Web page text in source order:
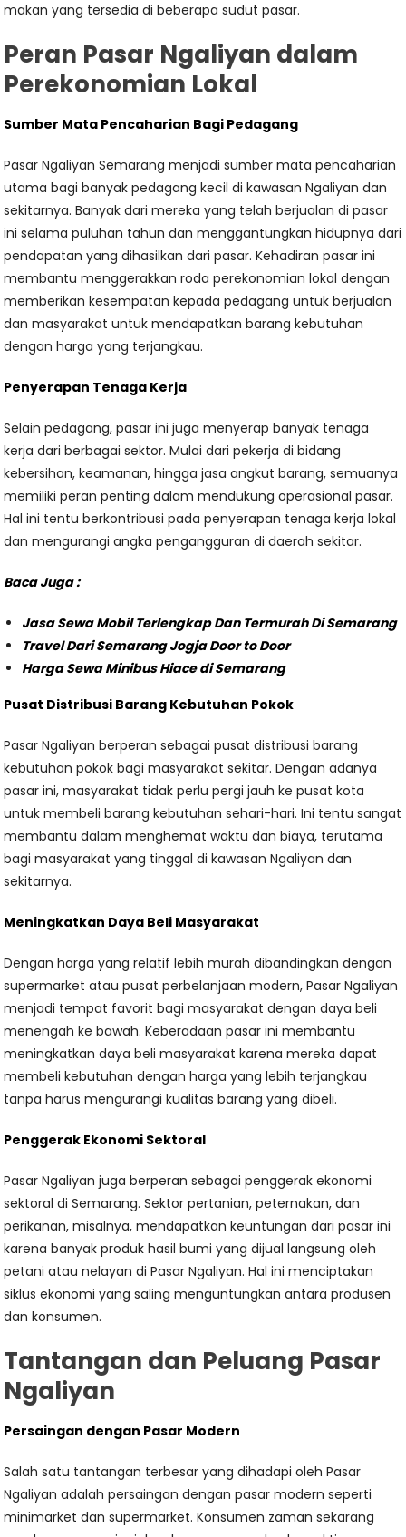
makan yang tersedia di beberapa sudut pasar.
Peran Pasar Ngaliyan dalam
Perekonomian Lokal
Sumber Mata Pencaharian Bagi Pedagang
Pasar Ngaliyan Semarang menjadi sumber mata pencaharian
utama bagi banyak pedagang kecil di kawasan Ngaliyan dan
sekitarnya. Banyak dari mereka yang telah berjualan di pasar
ini selama puluhan tahun dan menggantungkan hidupnya dari
pendapatan yang dihasilkan dari pasar. Kehadiran pasar ini
membantu menggerakkan roda perekonomian lokal dengan
memberikan kesempatan kepada pedagang untuk berjualan
dan masyarakat untuk mendapatkan barang kebutuhan
dengan harga yang terjangkau.
Penyerapan Tenaga Kerja
Selain pedagang, pasar ini juga menyerap banyak tenaga
kerja dari berbagai sektor. Mulai dari pekerja di bidang
kebersihan, keamanan, hingga jasa angkut barang, semuanya
memiliki peran penting dalam mendukung operasional pasar.
Hal ini tentu berkontribusi pada penyerapan tenaga kerja lokal
dan mengurangi angka pengangguran di daerah sekitar.
Baca Juga :
Jasa Sewa Mobil Terlengkap Dan Termurah Di Semarang
Travel Dari Semarang Jogja Door to Door
Harga Sewa Minibus Hiace di Semarang
Pusat Distribusi Barang Kebutuhan Pokok
Pasar Ngaliyan berperan sebagai pusat distribusi barang
kebutuhan pokok bagi masyarakat sekitar. Dengan adanya
pasar ini, masyarakat tidak perlu pergi jauh ke pusat kota
untuk membeli barang kebutuhan sehari-hari. Ini tentu sangat
membantu dalam menghemat waktu dan biaya, terutama
bagi masyarakat yang tinggal di kawasan Ngaliyan dan
sekitarnya.
Meningkatkan Daya Beli Masyarakat
Dengan harga yang relatif lebih murah dibandingkan dengan
supermarket atau pusat perbelanjaan modern, Pasar Ngaliyan
menjadi tempat favorit bagi masyarakat dengan daya beli
menengah ke bawah. Keberadaan pasar ini membantu
meningkatkan daya beli masyarakat karena mereka dapat
membeli kebutuhan dengan harga yang lebih terjangkau
tanpa harus mengurangi kualitas barang yang dibeli.
Penggerak Ekonomi Sektoral
Pasar Ngaliyan juga berperan sebagai penggerak ekonomi
sektoral di Semarang. Sektor pertanian, peternakan, dan
perikanan, misalnya, mendapatkan keuntungan dari pasar ini
karena banyak produk hasil bumi yang dijual langsung oleh
petani atau nelayan di Pasar Ngaliyan. Hal ini menciptakan
siklus ekonomi yang saling menguntungkan antara produsen
dan konsumen.
Tantangan dan Peluang Pasar
Ngaliyan
Persaingan dengan Pasar Modern
Salah satu tantangan terbesar yang dihadapi oleh Pasar
Ngaliyan adalah persaingan dengan pasar modern seperti
minimarket dan supermarket. Konsumen zaman sekarang